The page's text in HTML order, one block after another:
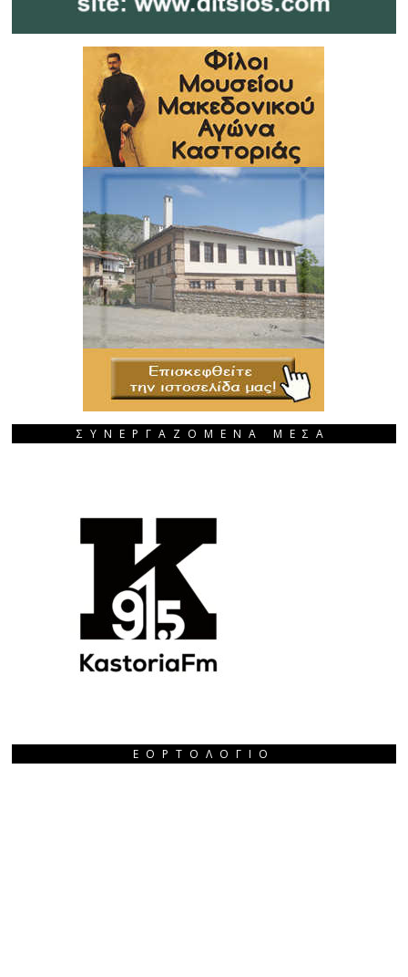
ΣΥΝΕΡΓΑΖΟΜΕΝΑ ΜΕΣΑ
ΕΟΡΤΟΛΌΓΙΟ